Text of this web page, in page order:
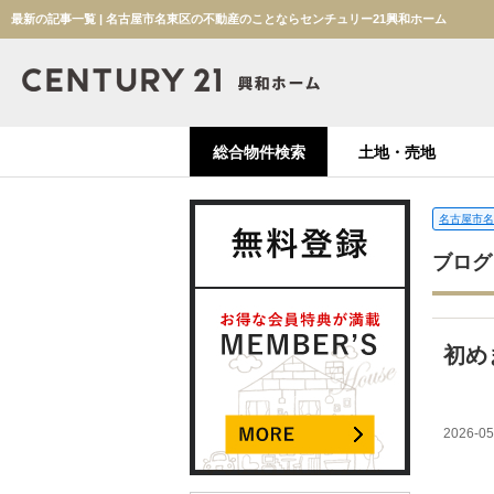
最新の記事一覧 | 名古屋市名東区の不動産のことならセンチュリー21興和ホーム
総合物件検索 土地・売地
名古屋市
ブログ
初め
2026-